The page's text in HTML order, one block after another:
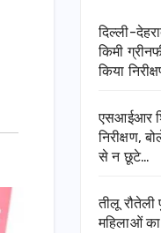
दिल्ली-
किमी
किया
एसआईआर
निरीक्षण,
से न छूटे…
तीलू
महिलाओं